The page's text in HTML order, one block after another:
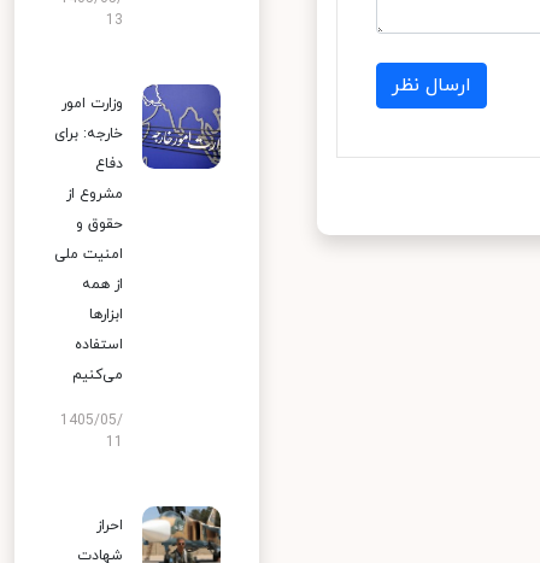
ارسال نظر
13
وزارت امور
خارجه: برای
دفاع
مشروع از
حقوق و
امنیت ملی
از همه
ابزارها
استفاده
می‌کنیم
1405/05/
احراز
شهادت